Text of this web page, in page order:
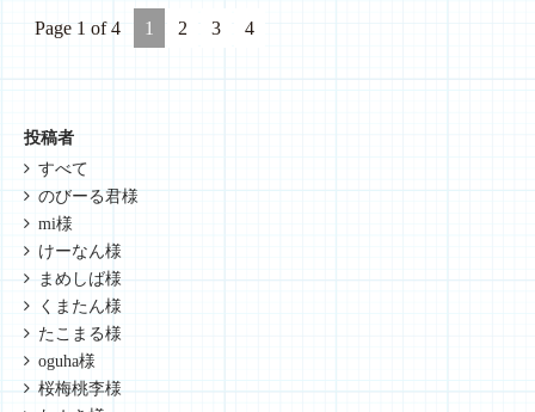
Page 1 of 4 1 2 3 4
投稿者
すべて
のびーる君様
mi様
けーなん様
まめしば様
くまたん様
たこまる様
oguha様
桜梅桃李様